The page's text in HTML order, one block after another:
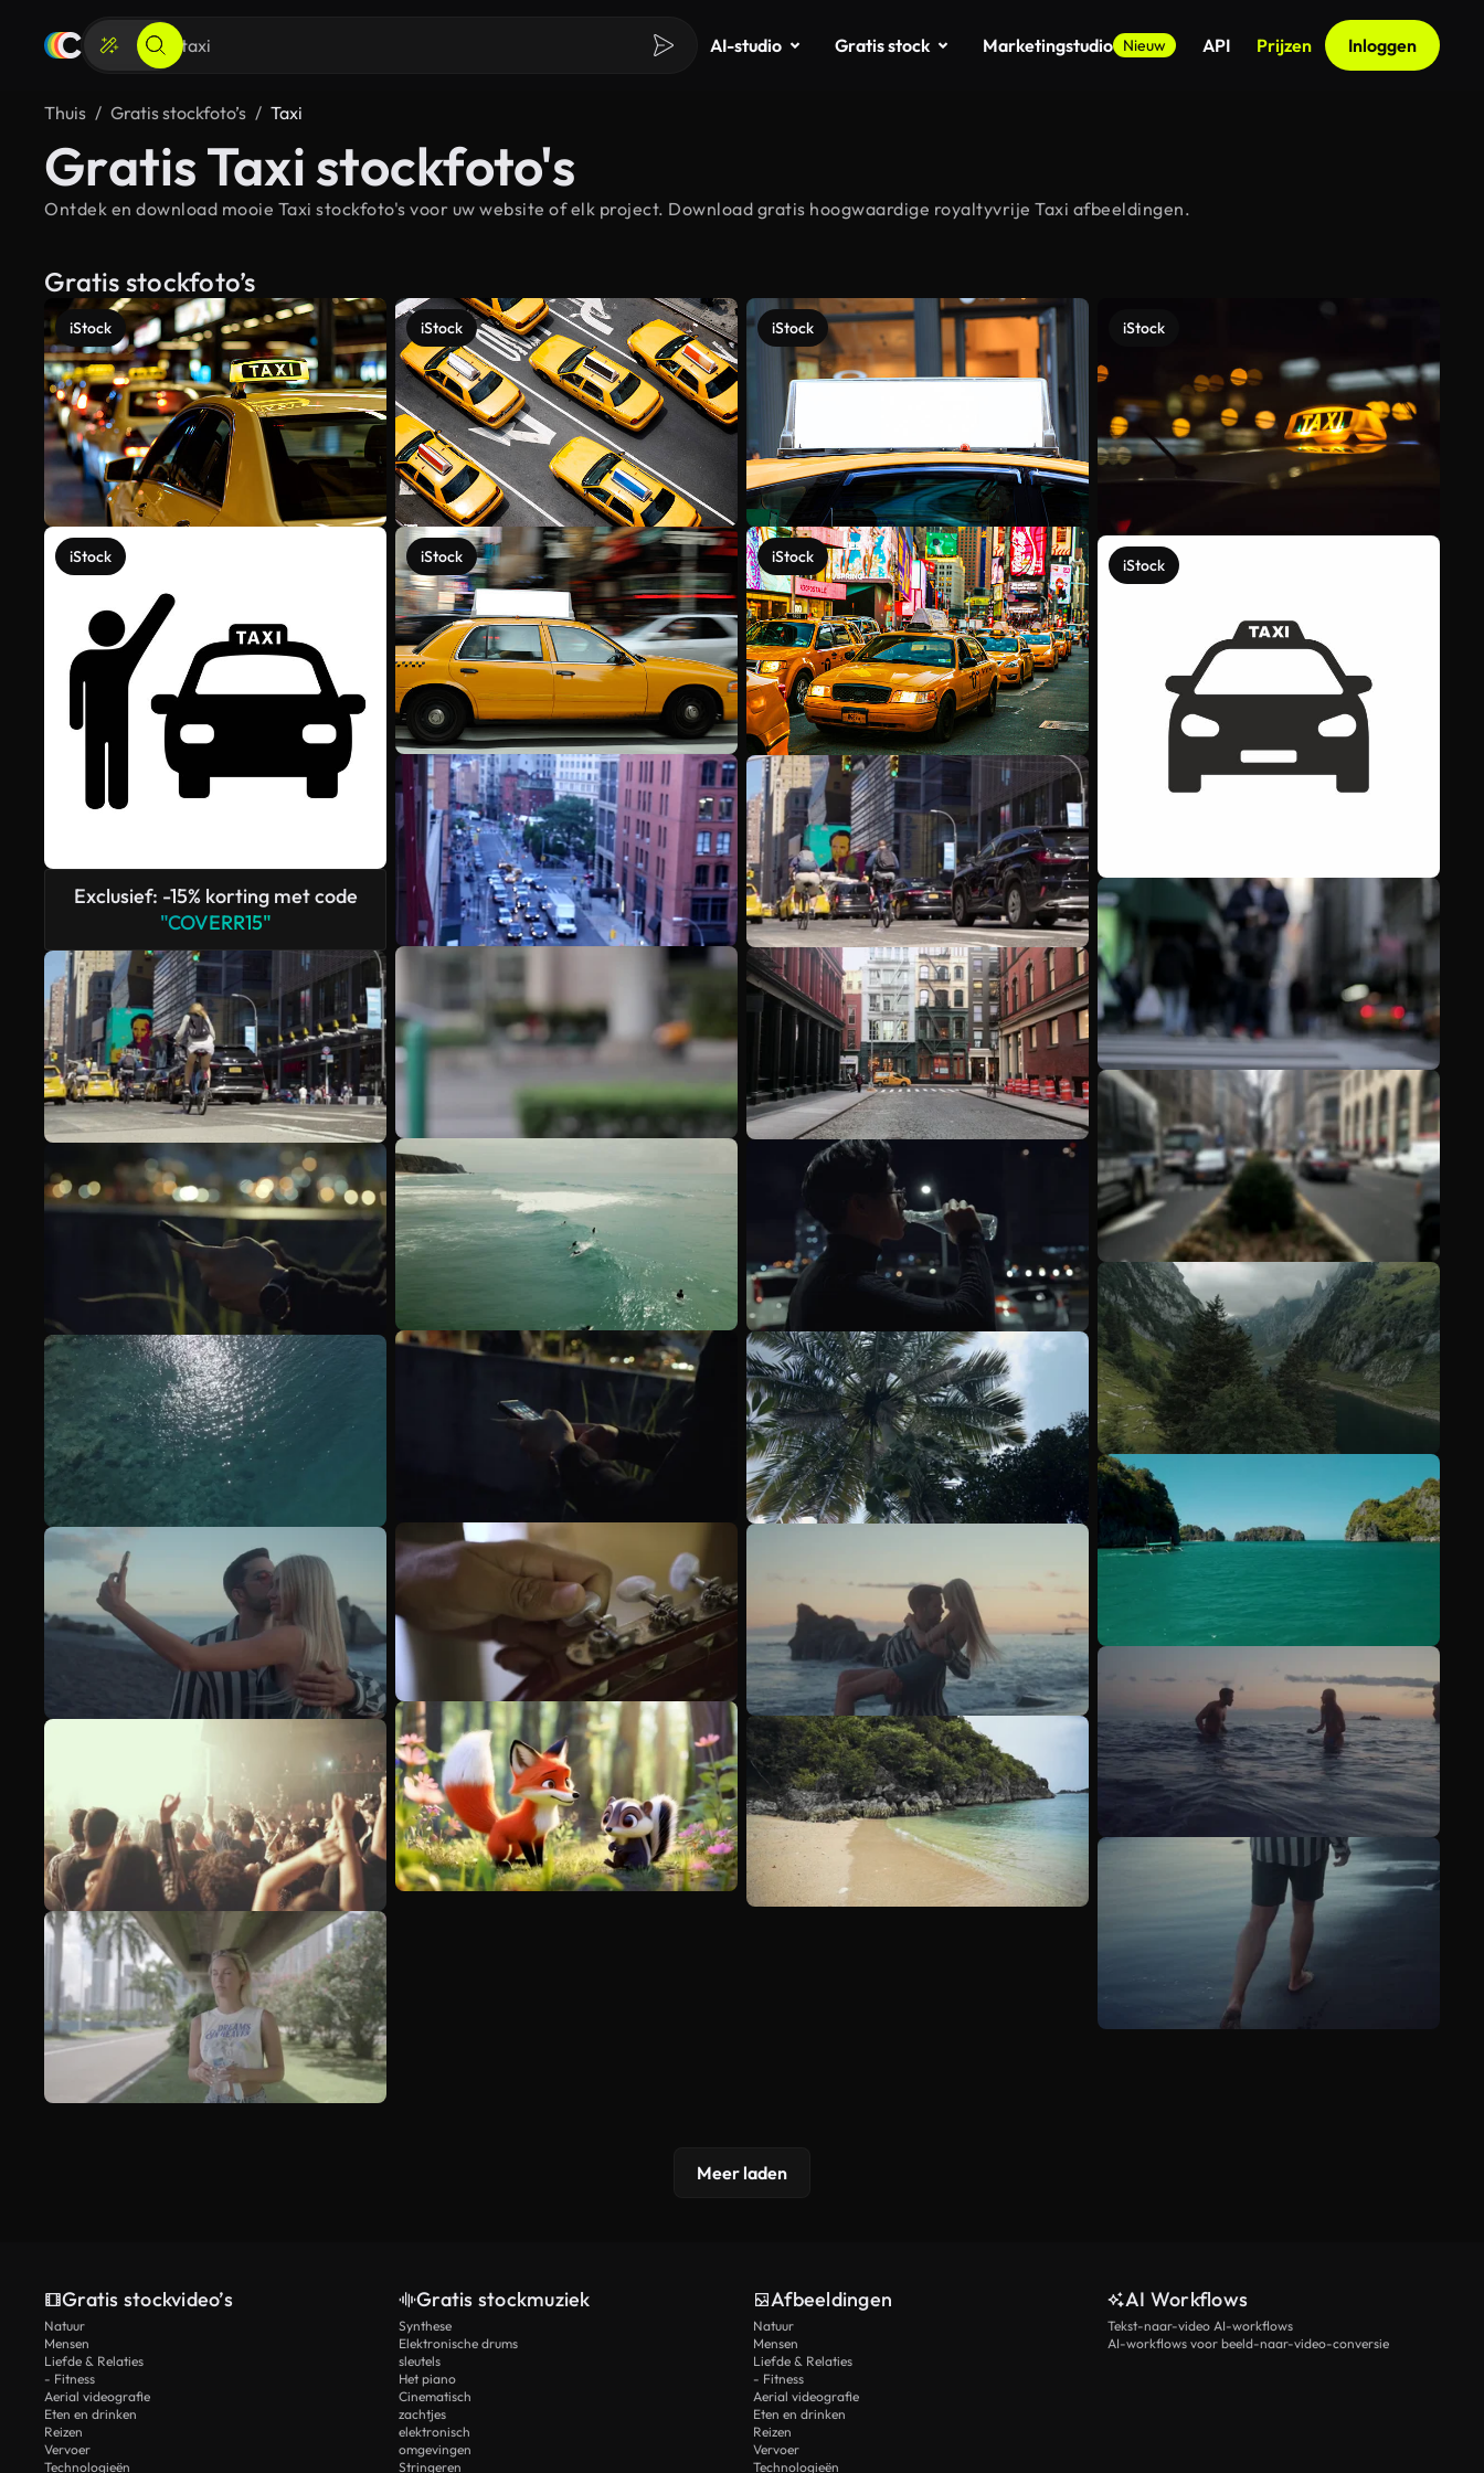
AI-studio Gratis stock Marketingstudio Nieuw API Prijzen Inloggen
Thuis Gratis stockfoto’s Taxi
Gratis Taxi stockfoto's
Ontdek en download mooie Taxi stockfoto's voor uw website of elk project. Download gratis hoogwaardige royaltyvrije Taxi afbeeldingen.
Gratis stockfoto’s
iStock
iStock
Exclusief: -15% korting met code
"COVERR15"
iStock
iStock
iStock
iStock
iStock
iStock
Meer bekijken
Meer laden
Gratis stockvideo’s
Natuur
Mensen
Liefde & Relaties
- Fitness
Aerial videografie
Eten en drinken
Reizen
Vervoer
Technologieën
Gratis stockmuziek
Synthese
Elektronische drums
sleutels
Het piano
Cinematisch
zachtjes
elektronisch
omgevingen
Stringeren
Afbeeldingen
Natuur
Mensen
Liefde & Relaties
- Fitness
Aerial videografie
Eten en drinken
Reizen
Vervoer
Technologieën
AI Workflows
Tekst-naar-video AI-workflows
AI-workflows voor beeld-naar-video-conversie